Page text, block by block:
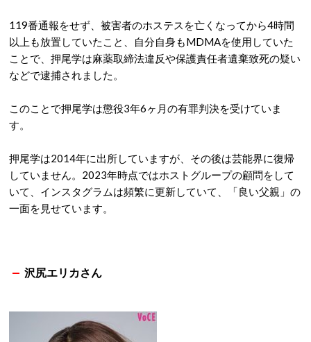
119番通報をせず、被害者のホステスを亡くなってから4時間
以上も放置していたこと、自分自身もMDMAを使用していた
ことで、押尾学は麻薬取締法違反や保護責任者遺棄致死の疑い
などで逮捕されました。
このことで押尾学は懲役3年6ヶ月の有罪判決を受けていま
す。
押尾学は2014年に出所していますが、その後は芸能界に復帰
していません。2023年時点ではホストグループの顧問をして
いて、インスタグラムは頻繁に更新していて、「良い父親」の
一面を見せています。
沢尻エリカさん